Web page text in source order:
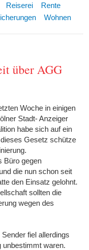
Reiserei
Rente
Wohnen
über AGG
Woche in einigen
Stadt- Anzeiger
habe sich auf ein
Gesetz schütze
Büro gegen
die nun schon seit
den Einsatz gelohnt.
sollten die
wegen des
fiel allerdings
unbestimmt waren.